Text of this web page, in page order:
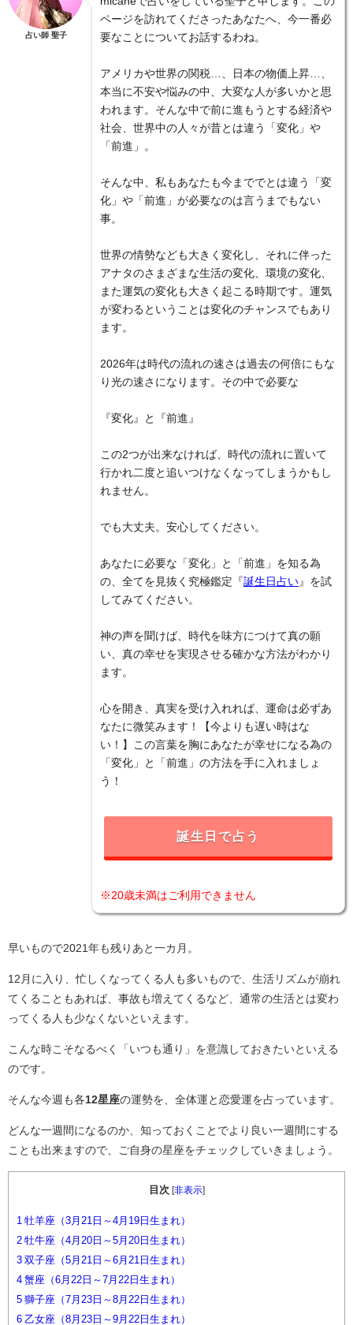
占い師 聖子
ページを訪れてくださったあなたへ、今一番必
要なことについてお話するわね。
アメリカや世界の関税…、日本の物価上昇…、
本当に不安や悩みの中、大変な人が多いかと思
われます。そんな中で前に進もうとする経済や
社会、世界中の人々が昔とは違う「変化」や
「前進」。
そんな中、私もあなたも今まででとは違う「変
化」や「前進」が必要なのは言うまでもない
事。
世界の情勢なども大きく変化し、それに伴った
アナタのさまざまな生活の変化、環境の変化、
また運気の変化も大きく起こる時期です。運気
が変わるということは変化のチャンスでもあり
ます。
2026年は時代の流れの速さは過去の何倍にもな
り光の速さになります。その中で必要な
『変化』と『前進』
この2つが出来なければ、時代の流れに置いて
行かれ二度と追いつけなくなってしまうかもし
れません。
でも大丈夫。安心してください。
あなたに必要な「変化」と「前進」を知る為
の、全てを見抜く究極鑑定『誕生日占い 』を試
してみてください。
神の声を聞けば、時代を味方につけて真の願
い、真の幸せを実現させる確かな方法がわかり
ます。
心を開き、真実を受け入れれば、運命は必ずあ
なたに微笑みます！【今よりも遅い時はな
い！】この言葉を胸にあなたが幸せになる為の
「変化」と「前進」の方法を手に入れましょ
う！
誕生日で占う
※20歳未満はご利用できません
早いもので2021年も残りあと一カ月。
12月に入り、忙しくなってくる人も多いもので、生活リズムが崩れ
てくることもあれば、事故も増えてくるなど、通常の生活とは変わ
ってくる人も少なくないといえます。
こんな時こそなるべく「いつも通り」を意識しておきたいといえる
のです。
そんな今週も各12星座の運勢を、全体運と恋愛運を占っています。
どんな一週間になるのか、知っておくことでより良い一週間にする
ことも出来ますので、ご自身の星座をチェックしていきましょう。
目次 [非表示]
1 牡羊座（3月21日～4月19日生まれ）
2 牡牛座（4月20日～5月20日生まれ）
3 双子座（5月21日～6月21日生まれ）
4 蟹座（6月22日～7月22日生まれ）
5 獅子座（7月23日～8月22日生まれ）
6 乙女座（8月23日～9月22日生まれ）